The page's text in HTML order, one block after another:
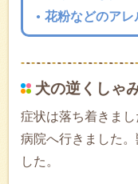
花粉などのアレ
犬の逆くしゃ
症状は落ち着きま
病院へ行きました
した。